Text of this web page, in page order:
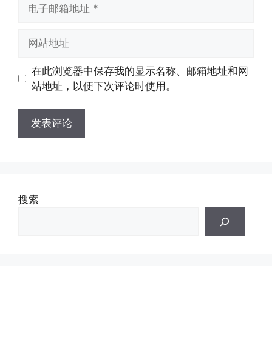
址
址
在此浏览器中保存我的显示名称、邮箱地址和网
站地址，以便下次评论时使用。
搜索